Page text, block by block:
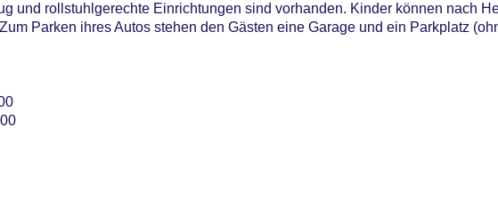
und rollstuhlgerechte Einrichtungen sind vorhanden. Kinder können nach
Parken ihres Autos stehen den Gästen eine Garage und ein Parkplatz